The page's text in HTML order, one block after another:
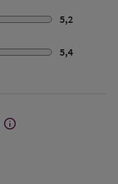
5,2
5,4
Visa
info